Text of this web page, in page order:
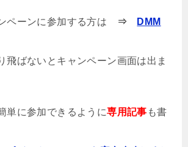
ペーンに参加する方は ⇒
DMM
飛ばないとキャンペーン画面は出ま
単に参加できるように専用記事 も書